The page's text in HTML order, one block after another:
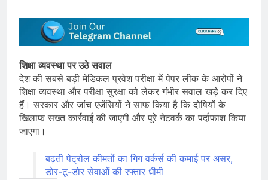
शिक्षा व्यवस्था पर उठे सवाल
देश की सबसे बड़ी मेडिकल प्रवेश परीक्षा में पेपर लीक के आरोपों ने
शिक्षा व्यवस्था और परीक्षा सुरक्षा को लेकर गंभीर सवाल खड़े कर दिए
हैं। सरकार और जांच एजेंसियों ने साफ किया है कि दोषियों के
खिलाफ सख्त कार्रवाई की जाएगी और पूरे नेटवर्क का पर्दाफाश किया
जाएगा।
बढ़ती पेट्रोल कीमतों का गिग वर्कर्स की कमाई पर असर,
डोर-टू-डोर सेवाओं की रफ्तार धीमी